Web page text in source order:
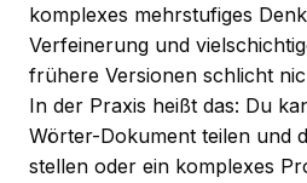
komplexes mehrstufiges
Verfeinerung und
frühere Versionen schlicht
In der Praxis heißt das: Du
Wörter-Dokument teilen und
stellen oder ein komplexes